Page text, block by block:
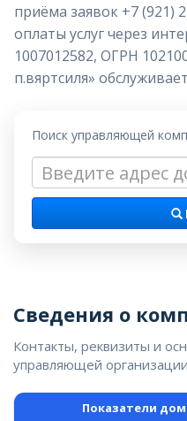
приёма заявок +7 (921)
оплаты услуг через
1007012582, ОГРН
п.вяртсиля»
Поиск управляющей
Сведения о
Контакты, реквизиты и
управляющей организации
Показатели